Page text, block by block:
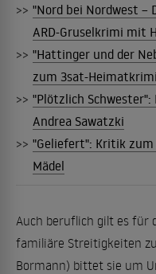
>> "Nord bei Nordwest –
ARD-Gruselkrimi mit
>> "Hattinger und der
zum 3sat-
>> "Plötzlich
Andrea Sawatzki
>> "Geliefert": Kritik zum
Mädel
Auch beruflich gilt es für
familiäre Streitigkeiten zu
Bormann) bittet sie um